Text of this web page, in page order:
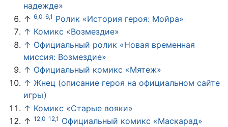
надежде»
↑ 6,0 6,1 Ролик «История героя: Мойра»
↑ Комикс «Возмездие»
↑ Официальный ролик «Новая временная
миссия: Возмездие»
↑ Официальный комикс «Мятеж»
↑ Жнец (описание героя на официальном сайте
игры)
↑ Комикс «Старые вояки»
↑ 12,0 12,1 Официальный комикс «Маскарад»